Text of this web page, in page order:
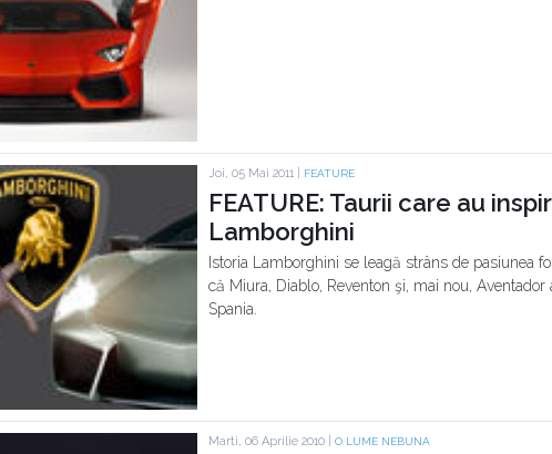
Joi, 05 Mai 2011 | FEATURE
FEATURE: Taurii care au
Lamborghini
Istoria Lamborghini se leagă strâns de pasiunea
că Miura, Diablo, Reventon şi, mai nou,
Spania.
Marti, 06 Aprilie 2010 | O LUME NEBUNA